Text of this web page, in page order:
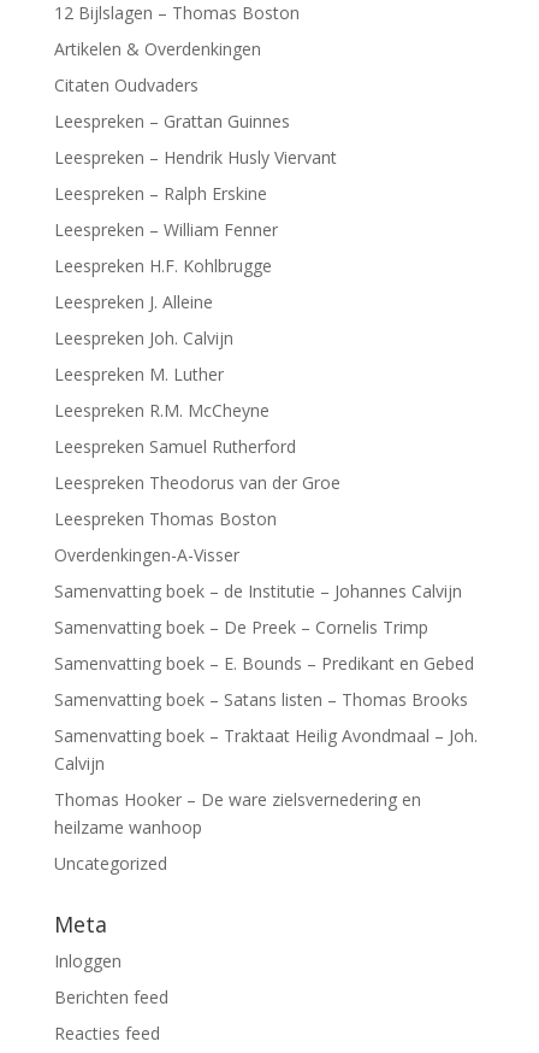
12 Bijlslagen – Thomas Boston
Artikelen & Overdenkingen
Citaten Oudvaders
Leespreken – Grattan Guinnes
Leespreken – Hendrik Husly Viervant
Leespreken – Ralph Erskine
Leespreken – William Fenner
Leespreken H.F. Kohlbrugge
Leespreken J. Alleine
Leespreken Joh. Calvijn
Leespreken M. Luther
Leespreken R.M. McCheyne
Leespreken Samuel Rutherford
Leespreken Theodorus van der Groe
Leespreken Thomas Boston
Overdenkingen-A-Visser
Samenvatting boek – de Institutie – Johannes Calvijn
Samenvatting boek – De Preek – Cornelis Trimp
Samenvatting boek – E. Bounds – Predikant en Gebed
Samenvatting boek – Satans listen – Thomas Brooks
Samenvatting boek – Traktaat Heilig Avondmaal – Joh.
Calvijn
Thomas Hooker – De ware zielsvernedering en
heilzame wanhoop
Uncategorized
Meta
Inloggen
Berichten feed
Reacties feed